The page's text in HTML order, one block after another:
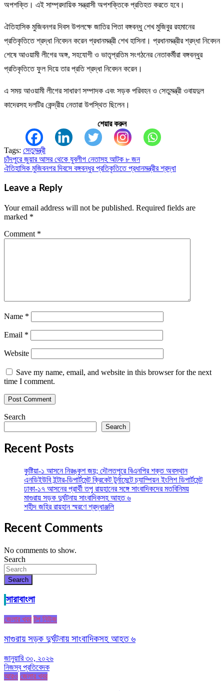
অপশক্তি। এই সাম্প্রদায়িক সন্ত্রাসী অপশক্তিকে প্রতিহত করতে হবে।
ঐতিহাসিক মুজিবনগর দিবস উপলক্ষে জাতির পিতা বঙ্গবন্ধু শেখ মুজিবুর রহমানের
প্রতিকৃতিতে শ্রদ্ধা নিবেদন করেন প্রধানমন্ত্রী শেখ হাসিনা। প্রধানমন্ত্রীর শ্রদ্ধা নিবেদন
শেষে আওয়ামী লীগের অঙ্গ, সহযোগী ও ভাতৃপ্রতিম সংগঠনের নেতাকর্মীরা বঙ্গবন্ধুর
প্রতিকৃতিতে ফুল দিয়ে তার প্রতি শ্রদ্ধা নিবেদন করেন।
এ সময় আওয়ামী লীগের সাধারণ সম্পাদক এবং সড়ক পরিবহন ও সেতুমন্ত্রী ওবায়দুল
কাদেরসহ দলটির কেন্দ্রীয় নেতারা উপস্থিত ছিলেন।
শেয়ার করুন
Tags: সেতুমন্ত্রী
Post
navigation
চাঁদপুরে জুয়ার আসর থেকে যুবলীগ নেতাসহ আটক ৮ জন
ঐতিহাসিক মুজিবনগর দিবসে বঙ্গবন্ধুর প্রতিকৃতিতে প্রধানমন্ত্রীর শ্রদ্ধা
Leave a Reply
Your email address will not be published. Required fields are
marked *
Comment *
Name *
Email *
Website
Save my name, email, and website in this browser for the next
time I comment.
Search
Search
Recent Posts
কুষ্টিয়া-১ আসনে নিরঙ্কুশ জয়; দৌলতপুরে বিএনপির শক্ত অবস্থান
এনডিইউবি ইন্টার-ডিপার্টমেন্ট ক্রিকেট টুর্নামেন্টে চ্যাম্পিয়ন ইংলিশ ডিপার্টমেন্ট
ঢাকা-১৭ আসনের প্রার্থী তপু রায়হানের সঙ্গে সাংবাদিকদের মতবিনিময়
মাগুরায় সড়ক দুর্ঘটনায় সাংবাদিকসহ আহত ৬
শহীদ জহির রায়হান স্মরণে শ্রদ্ধাঞ্জলি
Recent Comments
No comments to show.
Search
Search
সারাবাংলা
জেলার খবর টপ নিউজ
মাগুরায় সড়ক দুর্ঘটনায় সাংবাদিকসহ আহত ৬
জানুয়ারি ৩০, ২০২৬
নিজস্ব প্রতিবেদক
আরও জেলার খবর